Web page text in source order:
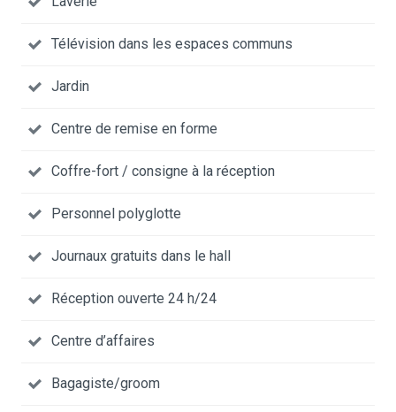
Télévision dans les espaces communs
Jardin
Centre de remise en forme
Coffre-fort / consigne à la réception
Personnel polyglotte
Journaux gratuits dans le hall
Réception ouverte 24 h/24
Centre d’affaires
Bagagiste/groom